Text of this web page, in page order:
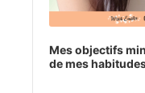
Mes objectifs
de mes